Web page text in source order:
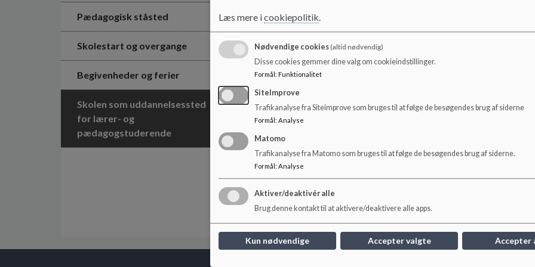
Pædagogisk ståsted
Skolestart og overgange
Begivenheder og ferier
Skolen som uddannelsessted
for lærer- og
pædagogstuderende
Vi er som skole uddannelsessted for lærer- og
Dokumenter
Læs mere icookiepolitik.
Nødvendige cookies(altid nødvendig)
Disse cookies gemmer dine valg om cookieindstillinger.
Formål : Funktionalitet
SiteImprove
Trafikanalyse fra Siteimprove som bruges til at følge de besøgendes brug af siderne
Formål : Analyse
Matomo
Trafikanalyse fra Matomo som bruges til at følge de besøgendes brug af siderne.
Formål: Analyse
Aktiver/deaktivér alle
Brug denne kontakt til at aktivere/deaktivere alle apps.
Kun nødvendige Accepter valgte Accepter